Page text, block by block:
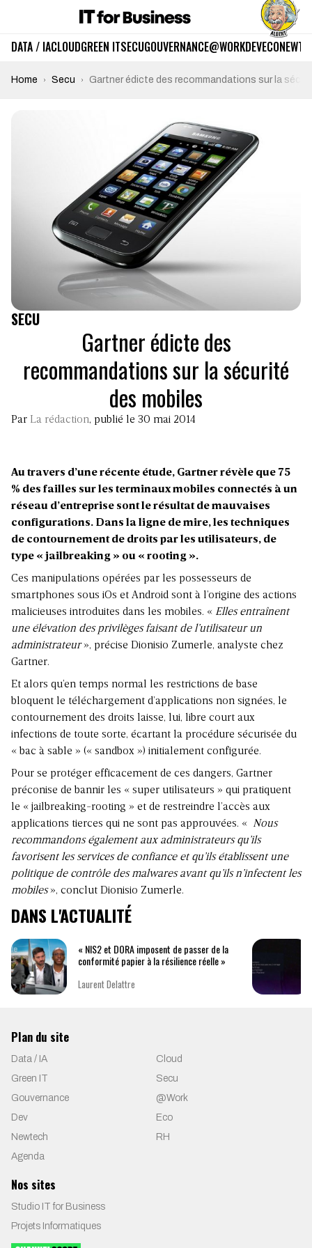
DATA / IACLOUDGREEN ITSECUGOUVERNANCE@WORKDEVECO
Home Secu Gartner édicte des recommandations sur la
SECU
Gartner édicte des
recommandations sur la sécurité
des mobiles
Par La rédaction, publié le 30 mai 2014
Au travers d’une récente étude, Gartner révèle que 75
% des failles sur les terminaux mobiles connectés à un
réseau d’entreprise sont le résultat de mauvaises
configurations. Dans la ligne de mire, les techniques
de contournement de droits par les utilisateurs, de
type « jailbreaking » ou « rooting ».
Ces manipulations opérées par les possesseurs de
smartphones sous iOs et Android sont à l’origine des actions
malicieuses introduites dans les mobiles. « Elles entraînent
une élévation des privilèges faisant de l’utilisateur un
administrateur», précise Dionisio Zumerle, analyste chez
Gartner.
Et alors qu’en temps normal les restrictions de base
bloquent le téléchargement d’applications non signées, le
contournement des droits laisse, lui, libre court aux
infections de toute sorte, écartant la procédure sécurisée du
« bac à sable » (« sandbox ») initialement configurée.
Pour se protéger efficacement de ces dangers, Gartner
préconise de bannir les « super utilisateurs » qui pratiquent
le « jailbreaking-rooting » et de restreindre l’accès aux
applications tierces qui ne sont pas approuvées. « Nous
recommandons également aux administrateurs qu’ils
favorisent les services de confiance et qu’ils établissent une
politique de contrôle des malwares avant qu’ils n’infectent les
mobiles», conclut Dionisio Zumerle.
DANS L'ACTUALITÉ
« NIS2 et DORA imposent de passer de la
conformité papier à la résilience réelle »
Laurent Delattre
Plan du site
Data / IA
Cloud
Green IT
Secu
Gouvernance
@Work
Dev
Eco
Newtech
RH
Agenda
Nos sites
Studio IT for Business
Projets Informatiques